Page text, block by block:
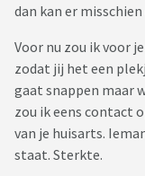
dan kan er
Voor nu zou ik voor
zodat jij het een
gaat snappen maar
zou ik eens contact
van je huisarts.
staat. Sterkte.